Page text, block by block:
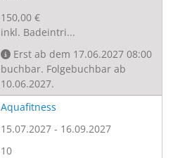
150,00 €
inkl. Badeintri...
Erst ab dem 17.06.2027 08:00
buchbar. Folgebuchbar ab
10.06.2027.
Aquafitness
15.07.2027 - 16.09.2027
10